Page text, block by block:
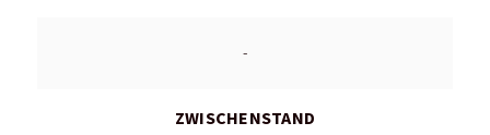
-
ZWISCHENSTAND